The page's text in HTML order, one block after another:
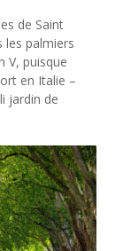
de Saint
les palmiers
V, puisque
en Italie –
jardin de